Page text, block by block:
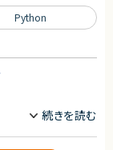
登壇をされており
モートワークが基
生に対してサポート
アドバイスを行い
進するリーガルテッ
Python